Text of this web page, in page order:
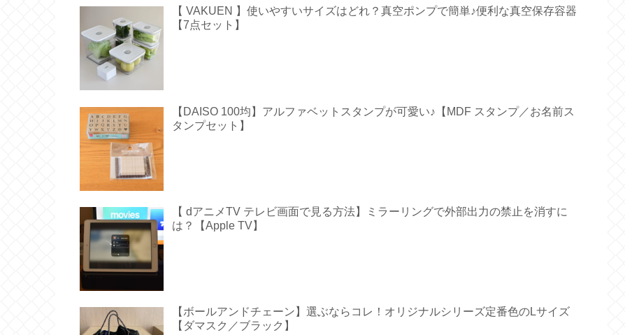
【 VAKUEN 】使いやすいサイズはどれ？真空ポンプで簡単♪便利な真空保存容器
【7点セット】
【DAISO 100均】アルファベットスタンプが可愛い♪【MDF スタンプ／お名前ス
タンプセット】
【 dアニメTV テレビ画面で見る方法】ミラーリングで外部出力の禁止を消すに
は？【Apple TV】
【ボールアンドチェーン】選ぶならコレ！オリジナルシリーズ定番色のLサイズ
【ダマスク／ブラック】